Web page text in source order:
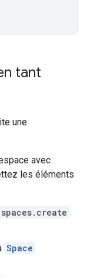
tant
une
avec
les éléments
Space